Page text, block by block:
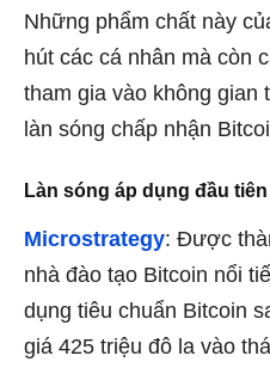
Những phẩm chất này
hút các cá nhân mà còn
tham gia vào không gian
làn sóng chấp nhận
Làn sóng áp dụng đầu
Microstrategy: Được
nhà đào tạo Bitcoin nổi
dụng tiêu chuẩn Bitcoin
giá 425 triệu đô la vào